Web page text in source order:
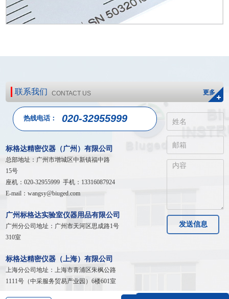
联系我们 CONTACT US 更多
热线电话： 020-32955999
标格达精密仪器（广州）有限公司
总部地址：广州市增城区中新镇福中路
15号
座机：020-32955999 手机：13316087924
E-mail：wangsy@biuged.com
广州标格达实验室仪器用品有限公司
广州分公司地址：广州市天河区思成路1号
310室
标格达精密仪器（上海）有限公司
上海分公司地址：
上海市青浦区朱枫公路
1111号（中采服务贸易产业园）6楼601室
发送信息